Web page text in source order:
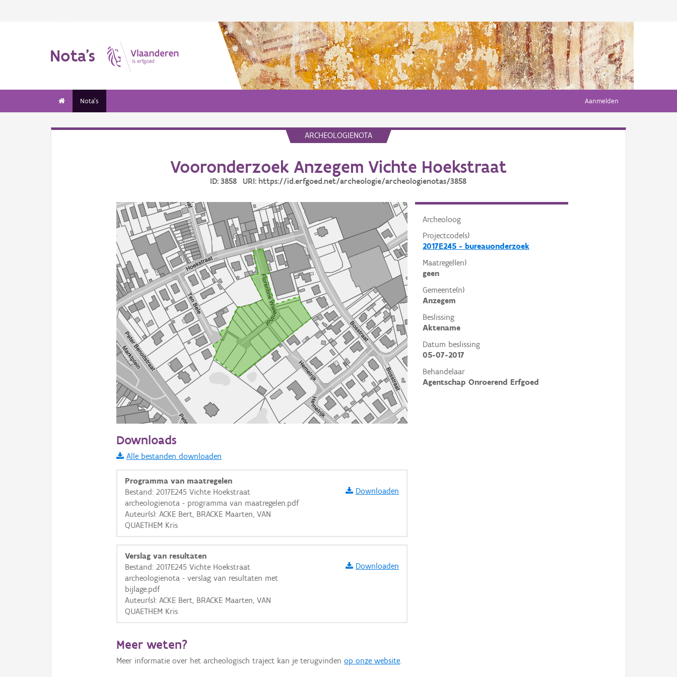
Nota's
Nota's Aanmelden
ARCHEOLOGIENOTA
Vooronderzoek Anzegem Vichte Hoekstraat
ID: 3858 URI: https://id.erfgoed.net/archeologie/archeologienotas/3858
Archeoloog
Projectcode(s)
2017E245 - bureauonderzoek
Maatregel(en)
geen
Gemeente(n)
Anzegem
Beslissing
Aktename
Datum beslissing
05-07-2017
Behandelaar
Agentschap Onroerend Erfgoed
Informatie Vlaanderen
i
+ −
Basis Lagen
OSM-Basiskaart
GRB-Basiskaart in grijswaarden
Downloads
Alle bestanden downloaden
Programma van maatregelen
Bestand: 2017E245 Vichte Hoekstraat
archeologienota - programma van maatregelen.pdf
Auteur(s): ACKE Bert, BRACKE Maarten, VAN
QUAETHEM Kris
Downloaden
Verslag van resultaten
Bestand: 2017E245 Vichte Hoekstraat
archeologienota - verslag van resultaten met
bijlage.pdf
Auteur(s): ACKE Bert, BRACKE Maarten, VAN
QUAETHEM Kris
Downloaden
Meer weten?
Meer informatie over het archeologisch traject kan je terugvindenop onze website.